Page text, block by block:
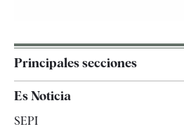
Principales secciones
España
Es Noticia
SEPI